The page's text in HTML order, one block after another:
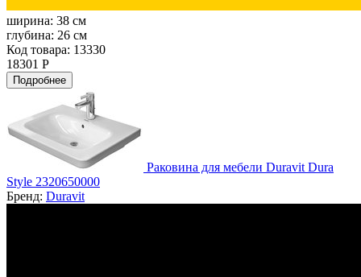
ширина: 38 см
глубина: 26 см
Код товара: 13330
18301 Р
Подробнее
Раковина для мебели Duravit Dura
Style 2320650000
Бренд: Duravit